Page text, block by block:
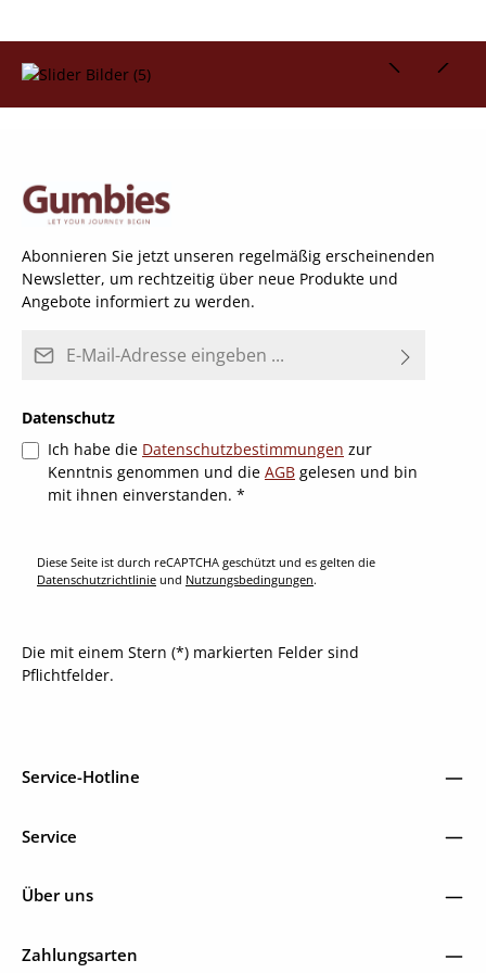
Bildergalerie überspringen
Abonnieren Sie jetzt unseren regelmäßig erscheinenden
Newsletter, um rechtzeitig über neue Produkte und
Angebote informiert zu werden.
Datenschutz
Ich habe die Datenschutzbestimmungen zur
Kenntnis genommen und die AGB gelesen und bin
mit ihnen einverstanden. *
Diese Seite ist durch reCAPTCHA geschützt und es gelten die
Datenschutzrichtlinie und Nutzungsbedingungen.
Die mit einem Stern (*) markierten Felder sind
Pflichtfelder.
Service-Hotline
Service
Über uns
Zahlungsarten